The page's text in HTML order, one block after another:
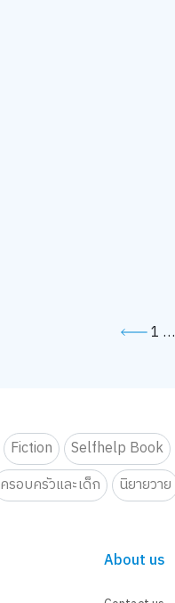
1 …
Fiction Selfhelp Book
ครอบครัวและเด็ก นิยายวาย
About us